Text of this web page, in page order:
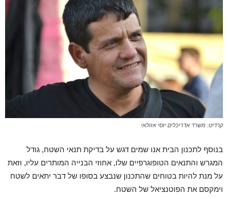
קרדיט: משרד אדריכלים יוסי אזולאי
בנוסף לתכנון הבית אנו שמים דגש על בדיקת תנאי השטח, גודל
המגרש והתנאים הטופוגרפיים שלו, אחוזי הבנייה המותרים עליו, וזאת
על מנת להיות בטוחים שהתכנון שנבצע בסופו של דבר יתאים לשטח
וימקסם את הפוטנציאל של השטח.